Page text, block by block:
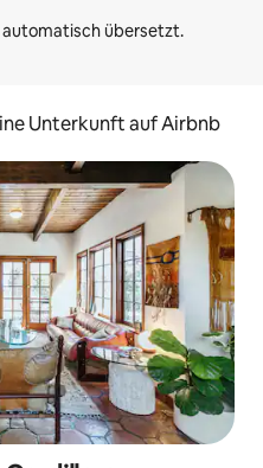
Unterkunft auf Airbnb